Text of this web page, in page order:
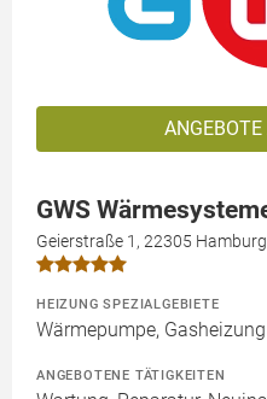
GWS
Geierstraße 1, 22305 Hamburg
HEIZUNG SPEZIALGEBIETE
Wärmepumpe, Gasheizung
ANGEBOTENE TÄTIGKEITEN